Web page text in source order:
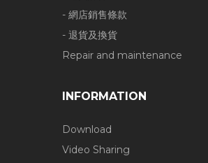
- 網店銷售條款
- 退貨及換貨
Repair and maintenance
INFORMATION
Download
Video Sharing